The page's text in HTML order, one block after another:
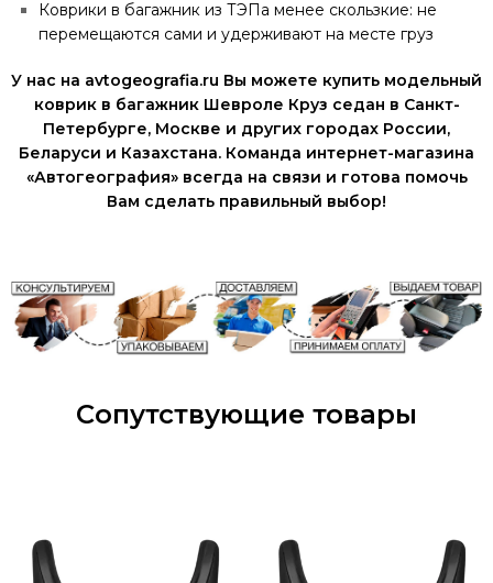
Коврики в багажник из ТЭПа менее скользкие: не
перемещаются сами и удерживают на месте груз
У нас на avtogeografia.ru Вы можете купить модельный
коврик в багажник Шевроле Круз седан в Санкт-
Петербурге, Москве и других городах России,
Беларуси и Казахстана. Команда интернет-магазина
«Автогеография» всегда на связи и готова помочь
Вам сделать правильный выбор!
Сопутствующие товары